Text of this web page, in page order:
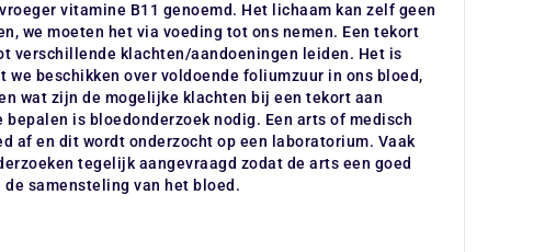
vitamine B11 genoemd. Het lichaam kan zelf geen
we moeten het via voeding tot ons nemen. Een tekort
verschillende klachten/aandoeningen leiden. Het is
we beschikken over voldoende foliumzuur in ons bloed,
wat zijn de mogelijke klachten bij een tekort aan
bepalen is bloedonderzoek nodig. Een arts of medisch
af en dit wordt onderzocht op een laboratorium. Vaak
tegelijk aangevraagd zodat de arts een goed
de samensteling van het bloed.